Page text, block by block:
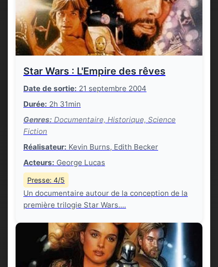
Star Wars : L'Empire des rêves
Date de sortie: 21 septembre 2004
Durée: 2h 31min
Genres: Documentaire, Historique, Science
Fiction
Réalisateur: Kevin Burns, Edith Becker
Acteurs: George Lucas
Presse: 4/5
Un documentaire autour de la conception de la
première trilogie Star Wars....